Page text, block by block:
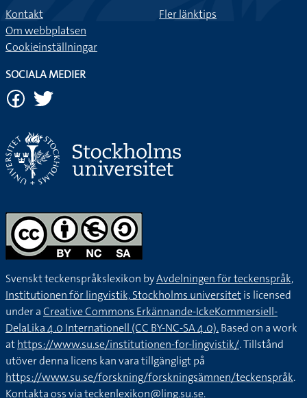
Kontakt
Om webbplatsen
Cookieinställningar
Fler länktips
SOCIALA MEDIER
Svenskt teckenspråkslexikon byAvdelningen för teckenspråk,
Institutionen för lingvistik, Stockholms universitetis licensed
under aCreative Commons Erkännande-IckeKommersiell-
DelaLika 4.0 Internationell (CC BY-NC-SA 4.0).Based on a work
athttps://www.su.se/institutionen-for-lingvistik/. Tillstånd
utöver denna licens kan vara tillgängligt på
https://www.su.se/forskning/forskningsämnen/teckenspråk.
Kontakta oss viateckenlexikon@ling.su.se.